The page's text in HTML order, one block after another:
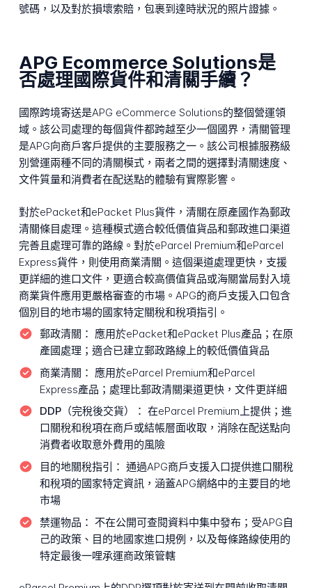
號碼，以及對於損壞索賠，包裹到達時狀況的照片證據。
APG Ecommerce Solutions是
否處理國際貨件和清關手續？
國際跨境寄送是APG eCommerce Solutions的整個營運領
域。該公司處理的每個貨件都跨越至少一個國界，清關管理
是APG向商戶客戶提供的主要服務之一。該公司根據服務級
別營運兩種不同的清關模式，兩者之間的選擇對清關速度、
文件質量和消費者在配送點的體驗有實際影響。
對於ePacket和ePacket Plus貨件，清關在原產國作為郵政
清關條目處理。這種模式適合較低價值貨品和郵政進口渠道
完善且處理可靠的路線。對於eParcel Premium和eParcel
Express貨件，則使用商業清關。這個渠道處理更快，支援
更詳細的進口文件，更適合較高價值貨品或海關當局對入境
商業貨件應用更嚴格審查的市場。APG的商戶支援入口包含
個別目的地市場的國家特定關稅和稅項指引。
郵政清關： 應用於ePacket和ePacket Plus產品；在原
產國處理；適合已建立郵政路線上的較低價值貨品
商業清關： 應用於eParcel Premium和eParcel
Express產品；處理比郵政清關渠道更快，文件更詳細
DDP（完稅後交貨）： 在eParcel Premium上提供；進
口關稅和稅項在商戶或結帳層面收取，消除在配送點向
消費者收取意外費用的風險
目的地關稅指引： 通過APG商戶支援入口提供進口關稅
和稅項的國家特定資訊，涵蓋APG網絡中的主要目的地
市場
禁運物品： 不在公開可查閱資料中集中發布；受APG自
己的政策、目的地國家進口規例，以及每條路線使用的
特定最後一哩承運商政策管轄